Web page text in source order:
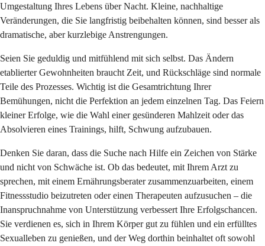
Umgestaltung Ihres Lebens über Nacht. Kleine, nachhaltige
Veränderungen, die Sie langfristig beibehalten können, sind besser als
dramatische, aber kurzlebige Anstrengungen.
Seien Sie geduldig und mitfühlend mit sich selbst. Das Ändern
etablierter Gewohnheiten braucht Zeit, und Rückschläge sind normale
Teile des Prozesses. Wichtig ist die Gesamtrichtung Ihrer
Bemühungen, nicht die Perfektion an jedem einzelnen Tag. Das Feiern
kleiner Erfolge, wie die Wahl einer gesünderen Mahlzeit oder das
Absolvieren eines Trainings, hilft, Schwung aufzubauen.
Denken Sie daran, dass die Suche nach Hilfe ein Zeichen von Stärke
und nicht von Schwäche ist. Ob das bedeutet, mit Ihrem Arzt zu
sprechen, mit einem Ernährungsberater zusammenzuarbeiten, einem
Fitnessstudio beizutreten oder einen Therapeuten aufzusuchen – die
Inanspruchnahme von Unterstützung verbessert Ihre Erfolgschancen.
Sie verdienen es, sich in Ihrem Körper gut zu fühlen und ein erfülltes
Sexualleben zu genießen, und der Weg dorthin beinhaltet oft sowohl